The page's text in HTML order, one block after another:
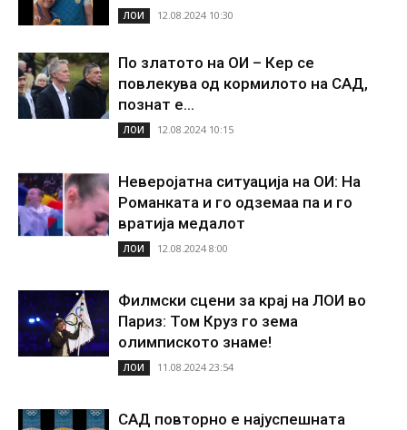
ЛОИ 12.08.2024 10:30
По златото на ОИ – Кер се
повлекува од кормилото на САД,
познат е...
ЛОИ 12.08.2024 10:15
Неверојатна ситуација на ОИ: На
Романката и го одземаа па и го
вратија медалот
ЛОИ 12.08.2024 8:00
Филмски сцени за крај на ЛОИ во
Париз: Том Круз го зема
олимпиското знаме!
ЛОИ 11.08.2024 23:54
САД повторно е најуспешната